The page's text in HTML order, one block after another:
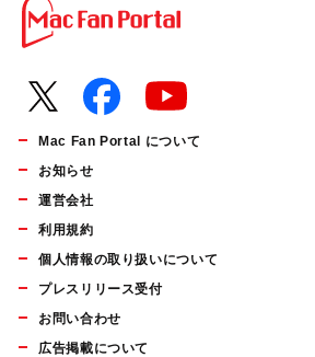
Mac Fan Portal について
お知らせ
運営会社
利用規約
個人情報の取り扱いについて
プレスリリース受付
お問い合わせ
広告掲載について